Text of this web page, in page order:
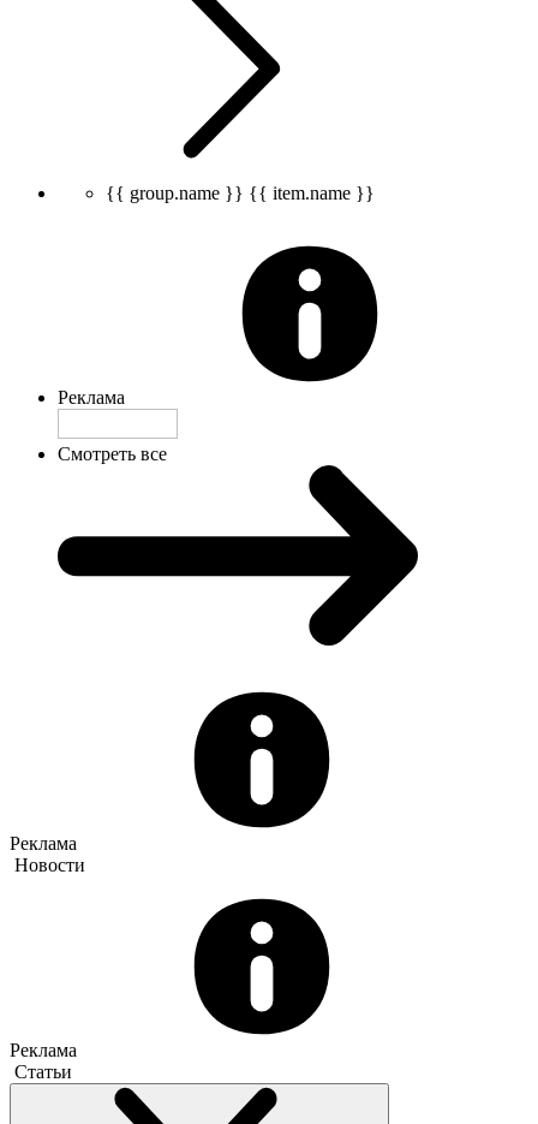
{{ group.name }} {{ item.name }}
Реклама
Смотреть все
Реклама
Новости
Реклама
Статьи